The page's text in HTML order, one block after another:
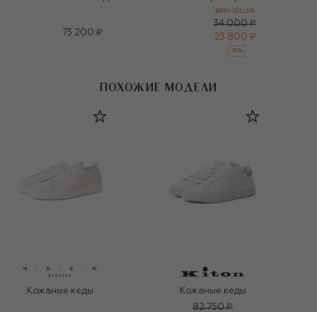
73 200 ₽
BEST-SELLER
34 000 ₽
23 800 ₽
-30%
ПОХОЖИЕ МОДЕЛИ
Кожаные кеды
Кожаные кеды
82 750 ₽